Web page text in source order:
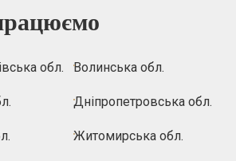
обл. Волинська обл.
Дніпропетровська обл.
Житомирська обл.